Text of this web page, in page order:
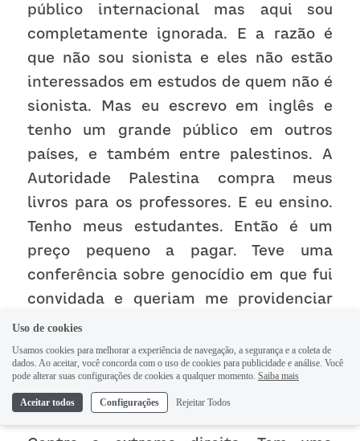
público internacional mas aqui sou
completamente ignorada. E a razão é
que não sou sionista e eles não estão
interessados em estudos de quem não é
sionista. Mas eu escrevo em inglês e
tenho um grande público em outros
países, e também entre palestinos. A
Autoridade Palestina compra meus
livros para os professores. E eu ensino.
Tenho meus estudantes. Então é um
preço pequeno a pagar. Teve uma
conferência sobre genocídio em que fui
convidada e queriam me providenciar
seguranças. Mas eu fui com meus dois
filhos fortes e disse que não precisava.
Seguranças para te proteger contra
quem?
Uso de cookies
Usamos cookies para melhorar a experiência de navegação, a segurança e a coleta de
dados. Ao aceitar, você concorda com o uso de cookies para publicidade e análise. Você
pode alterar suas configurações de cookies a qualquer momento. Saiba mais
Aceitar todos Configurações Rejeitar Todos